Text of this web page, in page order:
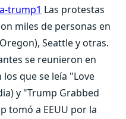
Las protestas
miles de personas en
Seattle y otras.
se reunieron en
que se leía "Love
y "Trump Grabbed
tomó a EEUU por la